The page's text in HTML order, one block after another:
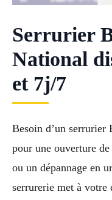
Serrurier
National
et 7j/7
Besoin d’un
pour une ouverture
ou un dépannage en
serrurerie met à